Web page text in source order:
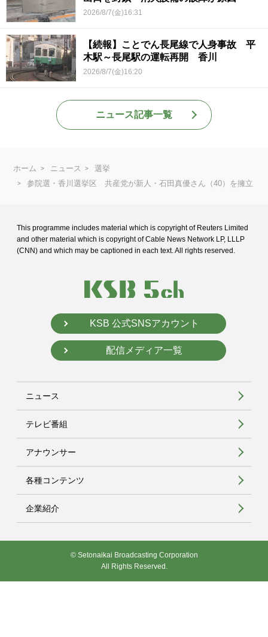
2026/8/7(金)16:31
【続報】ことでん長尾線で人身事故 平
木駅～長尾駅の運転再開 香川
2026/8/7(金)16:20
ニュース記事一覧
ホーム ニュース
選挙
参院選・香川選挙区 共産党が新人・石田真優さん（40）を擁立
This programme includes material which is copyright of Reuters Limited
and other material which is copyright of Cable News Network LP, LLLP
(CNN) and which may be captioned in each text. All rights reserved.
KSB 公式SNSアカウント
配信メディア一覧
ニュース
テレビ番組
アナウンサー
各種コンテンツ
企業紹介
© Setonaikai Broadcasting Corporation
All Rights Reserved.